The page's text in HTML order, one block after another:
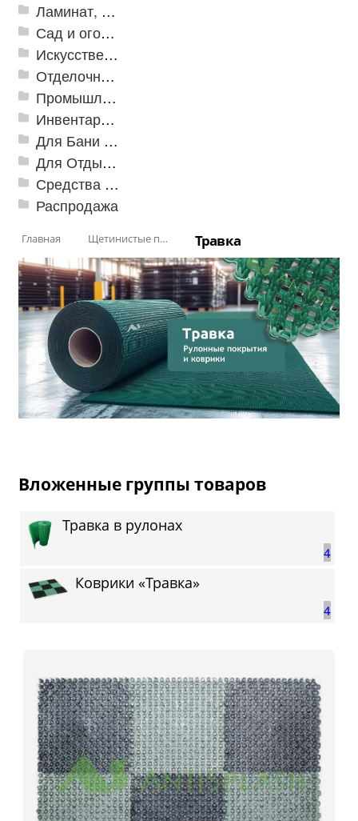
Ламинат, Кварцвиниловая плитка SPC
Сад и огород
Искусственная трава
Отделочные профили
Промышленный текстиль
Инвентарь для клининга
Для Бани и Сауны
Для Отдыха и Пикника
Средства от насекомых и садовых вредителей
Распродажа
Главная Щетинистые покрытия Травка
Вложенные группы товаров
4
Травка в рулонах
4
Коврики «Травка»